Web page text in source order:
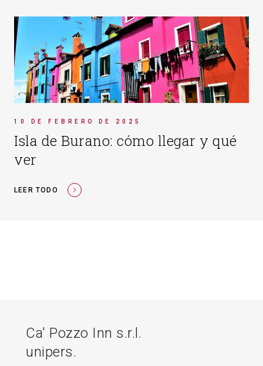
10 DE FEBRERO DE 2025
Isla de Burano: cómo llegar y qué
ver
LEER TODO
Ca' Pozzo Inn s.r.l.
unipers.